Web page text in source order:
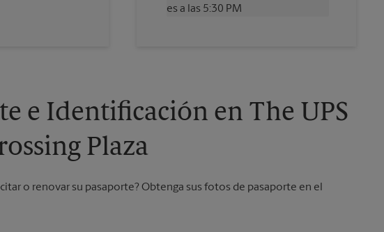
Domingo
Sin Recolección
es a las 5:30 PM
Domingo
Sin Recolección
Lunes
e Identificación en The UPS
Plaza
o renovar su pasaporte? Obtenga sus fotos de pasaporte en el